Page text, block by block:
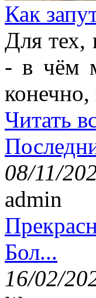
Как
Для тех,
- в чём
конечно,
Читать
08/11/
admin
Бол...
16/02/